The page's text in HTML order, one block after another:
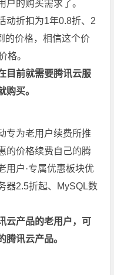
户的购买需求了。
动折扣为1年0.8折、2
的价格，相信这个价
格。
目前就需要腾讯云服
购买。
专为老用户续费所推
的价格续费自己的腾
用户·专属优惠板块优
器2.5折起、MySQL数
云产品的老用户，可
腾讯云产品。